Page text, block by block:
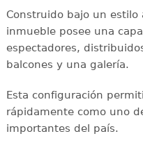
Construido bajo un estilo
inmueble posee una
espectadores,
balcones y una galería.
Esta configuración
rápidamente como uno
importantes del país.